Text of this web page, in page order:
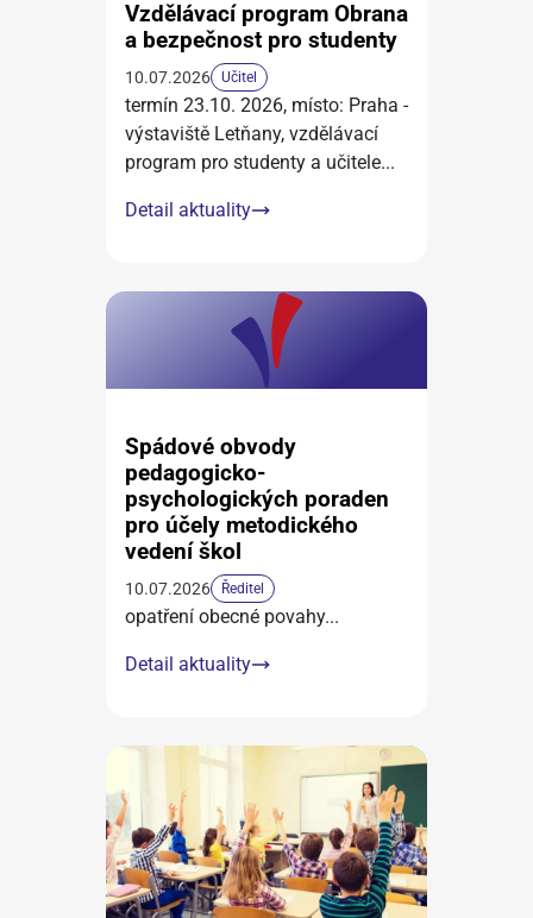
Vzdělávací program Obrana
a bezpečnost pro studenty
10.07.2026 Učitel
termín 23.10. 2026, místo: Praha -
výstaviště Letňany, vzdělávací
program pro studenty a učitele...
Detail aktuality
Spádové obvody
pedagogicko-
psychologických poraden
pro účely metodického
vedení škol
10.07.2026 Ředitel
opatření obecné povahy...
Detail aktuality